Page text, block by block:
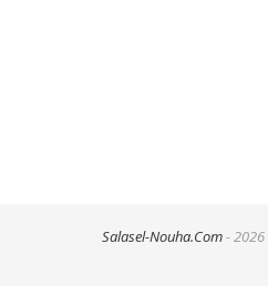
Salasel-Nouha.Com- 2026